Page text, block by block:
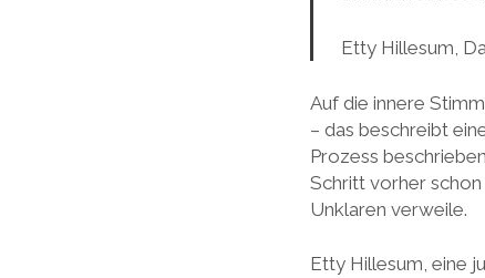
Etty Hillesum,
Auf die innere
– das beschreibt
Prozess
Schritt vorher
Unklaren verweile.
Etty Hillesum, eine